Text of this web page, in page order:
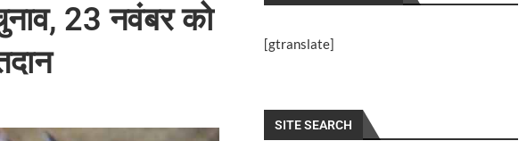
23 नवंबर को
[gtranslate]
SITE SEARCH